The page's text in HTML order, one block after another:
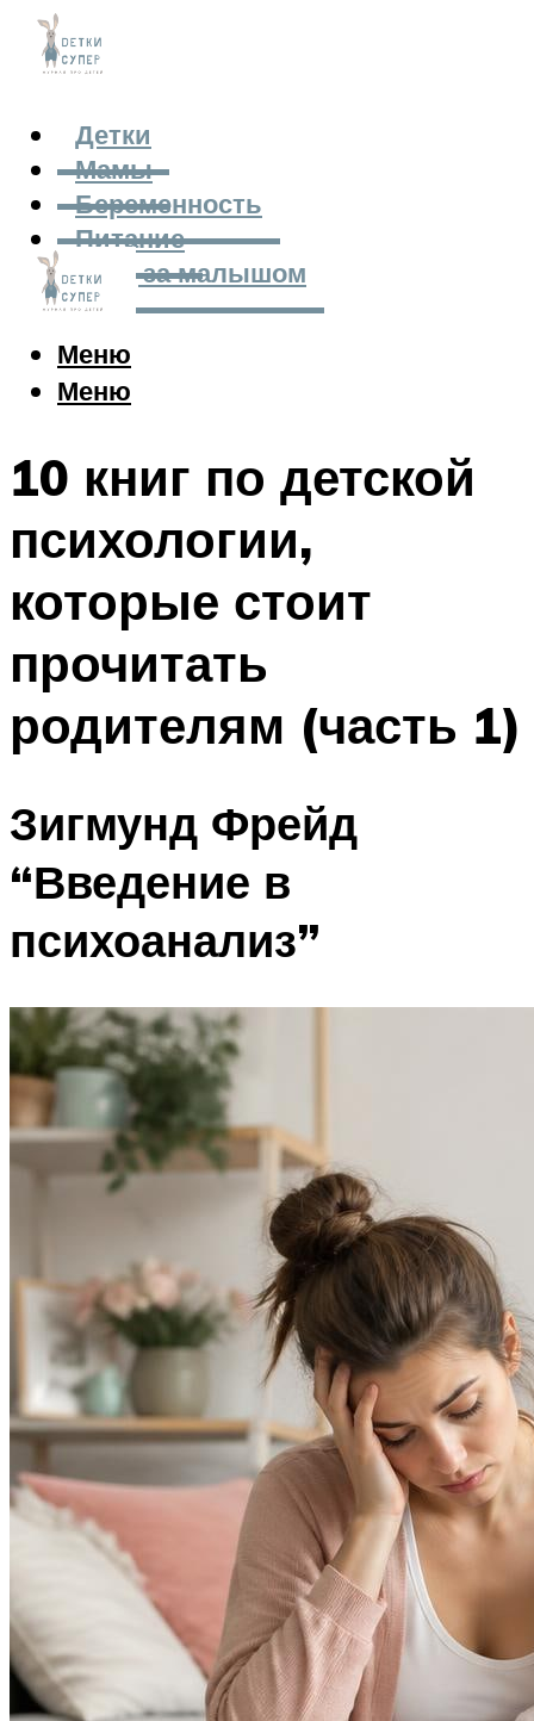
Детки
Мамы
Беременность
Питание
Уход за малышом
Меню
Меню
10 книг по детской
психологии,
которые стоит
прочитать
родителям (часть 1)
Зигмунд Фрейд
“Введение в
психоанализ”